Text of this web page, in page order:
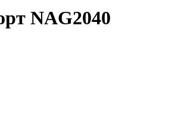
NAG2040